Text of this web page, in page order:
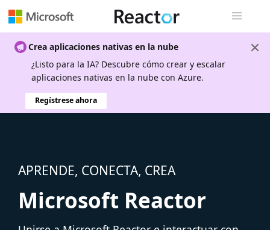
Crea aplicaciones nativas en la nube
¿Listo para la IA? Descubre cómo crear y escalar
aplicaciones nativas en la nube con Azure.
Regístrese ahora
APRENDE, CONECTA, CREA
Microsoft Reactor